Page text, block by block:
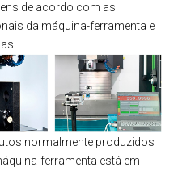
de acordo com as
da máquina-ferramenta e
normalmente produzidos
ferramenta está em